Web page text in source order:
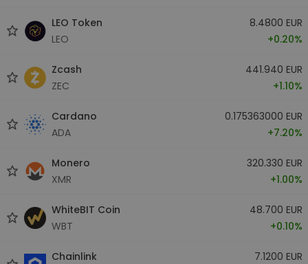
LEO Token
LEO
8.4800 EUR
+0.20%
Zcash
ZEC
441.940 EUR
+1.10%
Cardano
ADA
0.175363000 EUR
+7.20%
Monero
XMR
320.330 EUR
+1.00%
WhiteBIT Coin
WBT
48.700 EUR
+0.10%
Chainlink
7.1200 EUR